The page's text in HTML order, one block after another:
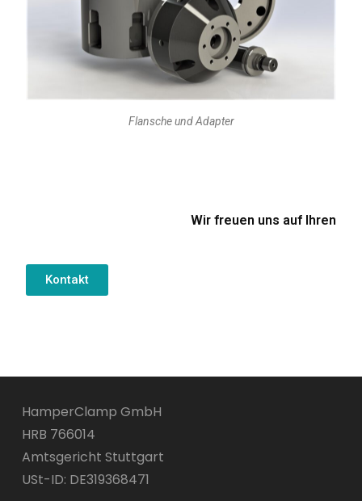
Flansche und Adapter
Wir freuen uns auf Ihren
Kontakt
HamperClamp GmbH
HRB 766014
Amtsgericht Stuttgart
USt-ID: DE319368471